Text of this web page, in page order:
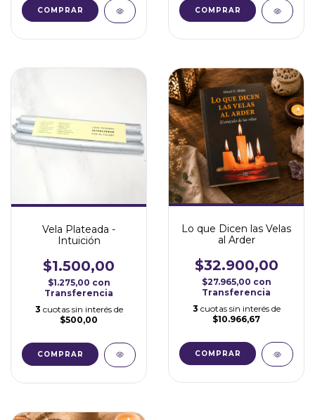
COMPRAR COMPRAR
Vela Plateada -
Intuición
$1.500,00
$1.275,00 con
Transferencia
3 cuotas sin interés de
$500,00
COMPRAR
Lo que Dicen las Velas
al Arder
$32.900,00
$27.965,00 con
Transferencia
3 cuotas sin interés de
$10.966,67